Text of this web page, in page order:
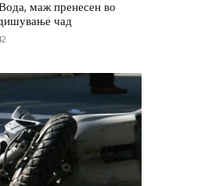
маж пренесен во
чад